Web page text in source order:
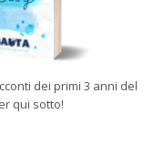
dei primi 3 anni del
qui sotto!